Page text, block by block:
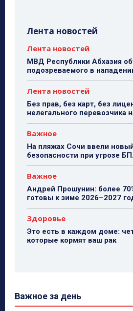
Лента новостей
Лента новостей
МВД Республики Абхазия
подозреваемого в
Лента новостей
Без прав, без карт, без
нелегального перевозчика
Важное
На пляжах Сочи ввели
безопасности при угрозе
Важное
Андрей Прошунин: более
готовы к зиме 2026–2027
Здоровье
Это есть в каждом доме:
которые кормят ваш рак
Важное за день